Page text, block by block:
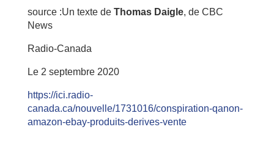
source :Un texte de Thomas Daigle, de CBC
News
Radio-Canada
Le 2 septembre 2020
https://ici.radio-
canada.ca/nouvelle/1731016/conspiration-qanon-
amazon-ebay-produits-derives-vente